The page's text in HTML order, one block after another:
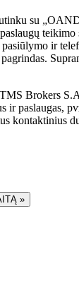
su
paslaugų
ir
Brokers
ir paslaugas,
kontaktinius
»